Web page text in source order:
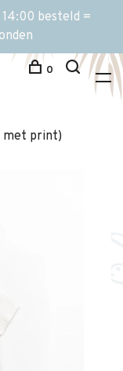
14:00 besteld =
0
met print)